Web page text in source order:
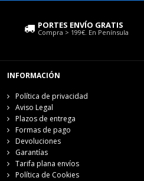
PORTES ENVÍO GRATIS
Compra > 199€. En Península
INFORMACIÓN
Política de privacidad
Aviso Legal
Plazos de entrega
Formas de pago
Devoluciones
Garantías
Tarifa plana envíos
Política de Cookies